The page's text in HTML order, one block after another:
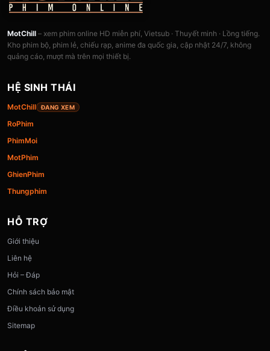
MotChill – xem phim online HD miễn phí, Vietsub · Thuyết minh · Lồng tiếng.
Kho phim bộ, phim lẻ, chiếu rạp, anime đa quốc gia, cập nhật 24/7, không
quảng cáo, mượt mà trên mọi thiết bị.
HỆ SINH THÁI
MotChill ĐANG XEM
RoPhim
PhimMoi
MotPhim
GhienPhim
Thungphim
HỖ TRỢ
Giới thiệu
Liên hệ
Hỏi – Đáp
Chính sách bảo mật
Điều khoản sử dụng
Sitemap